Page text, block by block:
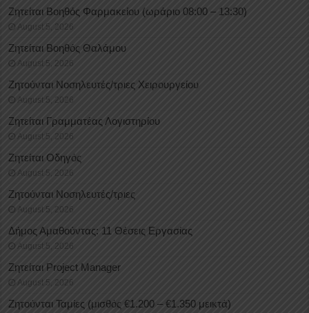
Ζητείται Βοηθός Φαρμακείου (ωράριο 08:00 – 13:30)
August 5, 2026
Ζητείται Βοηθός Θαλάμου
August 5, 2026
Ζητούνται Νοσηλευτές/τριες Χειρουργείου
August 5, 2026
Ζητείται Γραμματέας Λογιστηρίου
August 5, 2026
Ζητείται Οδηγός
August 5, 2026
Ζητούνται Νοσηλευτές/τριες
August 5, 2026
Δήμος Αμαθούντας: 11 Θέσεις Εργασίας
August 5, 2026
Ζητείται Project Manager
August 5, 2026
Ζητούνται Ταμίες (μισθός €1.200 – €1.350 μεικτά)